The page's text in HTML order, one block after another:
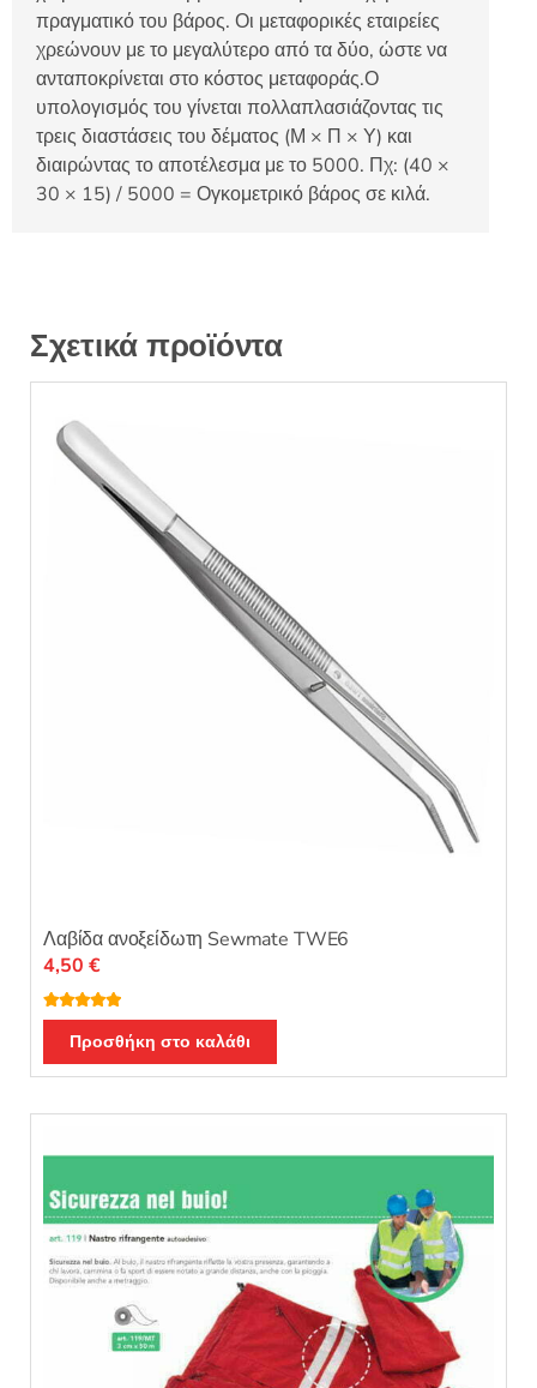
πραγματικό του βάρος. Οι μεταφορικές εταιρείες
χρεώνουν με το μεγαλύτερο από τα δύο, ώστε να
ανταποκρίνεται στο κόστος μεταφοράς.Ο
υπολογισμός του γίνεται πολλαπλασιάζοντας τις
τρεις διαστάσεις του δέματος (Μ × Π × Υ) και
διαιρώντας το αποτέλεσμα με το 5000. Πχ: (40 ×
30 × 15) / 5000 = Ογκομετρικό βάρος σε κιλά.
Σχετικά προϊόντα
Λαβίδα ανοξείδωτη Sewmate TWE6
Βαθμολογή
θηκε με5.00
από 5
4,50 €
Προσθήκη στο καλάθι